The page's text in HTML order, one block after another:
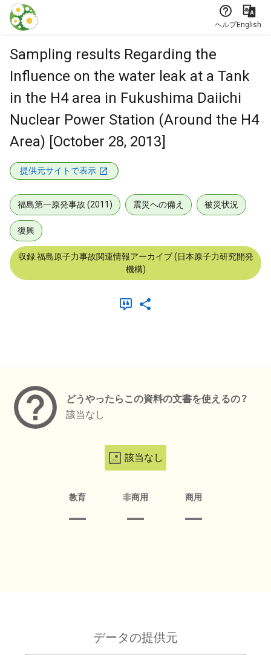
本文に飛ぶ
ヘルプEnglish
Sampling results Regarding the
Influence on the water leak at a Tank
in the H4 area in Fukushima Daiichi
Nuclear Power Station (Around the H4
Area) [October 28, 2013]
提供元サイトで表示
福島第一原発事故 (2011) 震災への備え 被災状況
復興
収録:福島原子力事故関連情報アーカイブ (日本原子力研究開発
機構)
どうやったらこの資料の文書を使えるの？
該当なし
該当なし
教育 非商用 商用
データの提供元